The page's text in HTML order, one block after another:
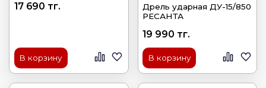
17 690 тг.
В корзину
Дрель ударная ДУ-15/850
РЕСАНТА
19 990 тг.
В корзину